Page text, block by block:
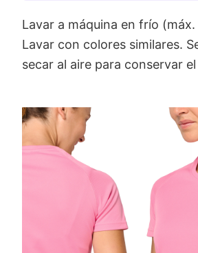
Lavar a máquina en frío (máx.
Lavar con colores similares.
secar al aire para conservar